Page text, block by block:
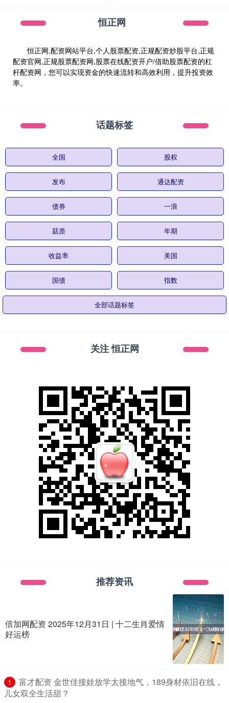
恒正网
恒正网,配资网站平台,个人股票配资,正规配资炒股平台,正规
配资官网,正规股票配资网,股票在线配资开户/借助股票配资的杠
杆配资网，您可以实现资金的快速流转和高效利用，提升投资效
率。
话题标签
全国 股权
发布 通达配资
债券 一浪
菇质 年期
收益率 美国
国债 指数
全部话题标签
关注 恒正网
推荐资讯
倍加网配资 2025年12月31日 | 十二生肖爱情
好运榜
1
​富才配资 金世佳接娃放学太接地气，189身材依旧在线，
儿女双全生活甜？